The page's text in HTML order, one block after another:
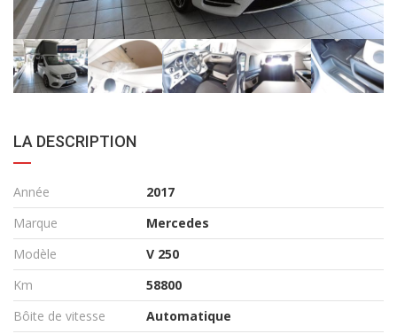
LA DESCRIPTION
Année
2017
Marque
Mercedes
Modèle
V 250
Km
58800
Bôite de vitesse
Automatique